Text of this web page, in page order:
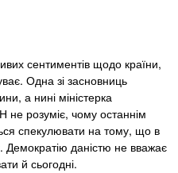
сентиментів щодо країни,
Одна зі засновниць
а нині міністерка
розуміє, чому останнім
спекулювати на тому, що в
Демократію даністю не вважає
й сьогодні.